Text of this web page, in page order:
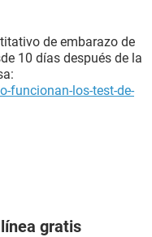
de embarazo de
10 días después de la
funcionan-los-test-de-
gratis